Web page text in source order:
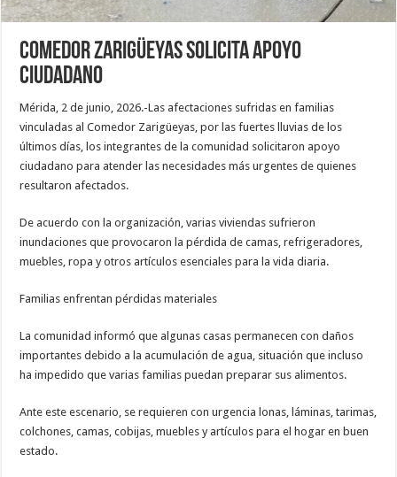
Comedor Zarigüeyas solicita apoyo
ciudadano
Mérida, 2 de junio, 2026.-Las afectaciones sufridas en familias
vinculadas al Comedor Zarigüeyas, por las fuertes lluvias de los
últimos días, los integrantes de la comunidad solicitaron apoyo
ciudadano para atender las necesidades más urgentes de quienes
resultaron afectados.
De acuerdo con la organización, varias viviendas sufrieron
inundaciones que provocaron la pérdida de camas, refrigeradores,
muebles, ropa y otros artículos esenciales para la vida diaria.
Familias enfrentan pérdidas materiales
La comunidad informó que algunas casas permanecen con daños
importantes debido a la acumulación de agua, situación que incluso
ha impedido que varias familias puedan preparar sus alimentos.
Ante este escenario, se requieren con urgencia lonas, láminas, tarimas,
colchones, camas, cobijas, muebles y artículos para el hogar en buen
estado.